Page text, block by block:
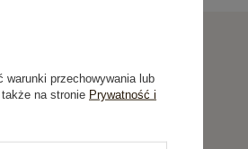
warunki przechowywania lub
na stronie Prywatność i